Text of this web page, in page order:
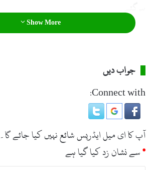
Show More
جواب دیں
Connect with:
آپ کا ای میل ایڈریس شائع نہیں کیا جائے گا۔
*سے نشان زد کیا گیا ہے